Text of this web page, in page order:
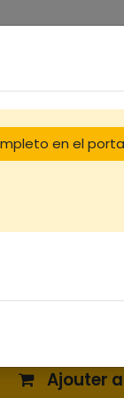
Lève
Ajouter
en el